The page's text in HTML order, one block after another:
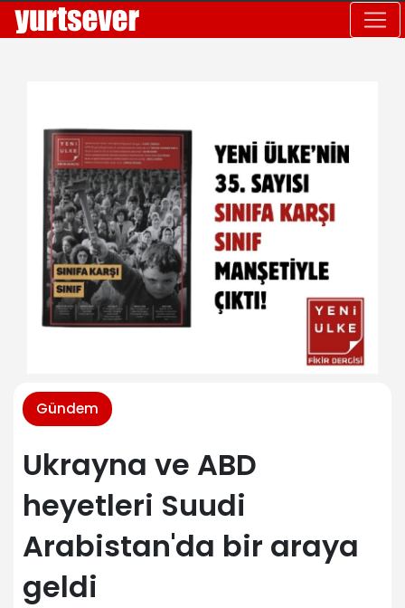
Gündem
Ukrayna ve ABD
heyetleri Suudi
Arabistan'da bir araya
geldi